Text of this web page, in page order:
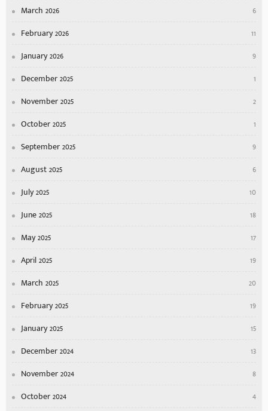
March 2026
6
February 2026
11
January 2026
9
December 2025
1
November 2025
2
October 2025
1
September 2025
9
August 2025
6
July 2025
10
June 2025
18
May 2025
17
April 2025
19
March 2025
20
February 2025
19
January 2025
15
December 2024
13
November 2024
8
October 2024
4